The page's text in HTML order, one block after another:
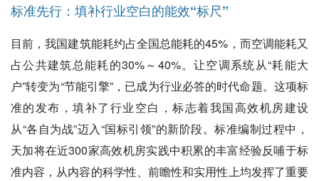
标准先行：填补行业空白的能效“标尺”
目前，我国建筑能耗约占全国总能耗的45%，而空调能耗又
占公共建筑总能耗的30%～40%。让空调系统从“耗能大
户”转变为“节能引擎”，已成为行业必答的时代命题。这项标
准的发布，填补了行业空白，标志着我国高效机房建设
从“各自为战”迈入“国标引领”的新阶段。标准编制过程中，
天加将在近300家高效机房实践中积累的丰富经验反哺于标
准内容，从内容的科学性、前瞻性和实用性上均发挥了重要